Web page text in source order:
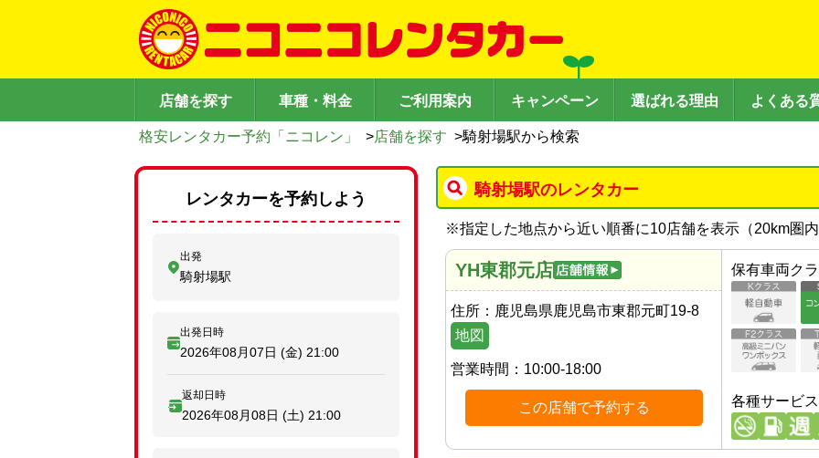
店舗を探す 車種・料金 ご利用案内 キャンペーン 選ばれる理由 よくある
格安レンタカー予約「ニコレン」 >店舗を探す >騎射場駅から検索
騎射場駅のレンタカー
※指定した地点から近い順番に10店舗を表示（20km圏
YH東郡元店
住所： 鹿児島県鹿児島市東郡元町19-8
地図
営業時間： 10:00-18:00
この店舗で予約する
保有車両ク
各種サービス
レンタカーを予約しよう
出発
騎射場駅
出発日時
2026年08月07日 (金) 21:00
返却日時
2026年08月08日 (土) 21:00